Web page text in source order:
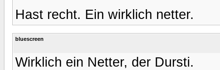
Hast recht. Ein wirklich netter.
bluescreen
Wirklich ein Netter, der Dursti.